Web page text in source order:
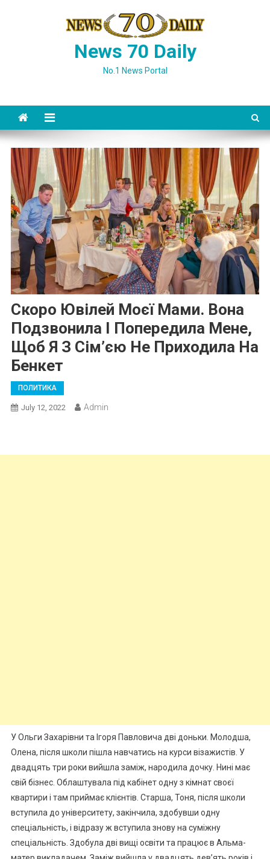
News 70 Daily
No.1 News Portal
Скоро Ювілей Моєї Мами. Вона
Подзвонила І Попередила Мене,
Щоб Я З Сім’єю Не Приходила На
Бенкет
ПОЛИТИКА
July 12, 2022 Admin
У Ольги Захарівни та Ігоря Павловича дві доньки. Молодша,
Олена, після школи пішла навчатись на курси візажистів. У
двадцять три роки вийшла заміж, народила дочку. Нині має
свій бізнес. Облаштувала під кабінет одну з кімнат своєї
квартири і там приймає клієнтів. Старша, Тоня, після школи
вступила до університету, закінчила, здобувши одну
спеціальність, і відразу ж вступила знову на суміжну
спеціальність. Здобула дві вищі освіти та працює в Альма-